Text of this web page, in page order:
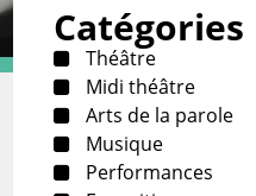
Catégories
Théâtre
Midi théâtre
Arts de la parole
Musique
Performances